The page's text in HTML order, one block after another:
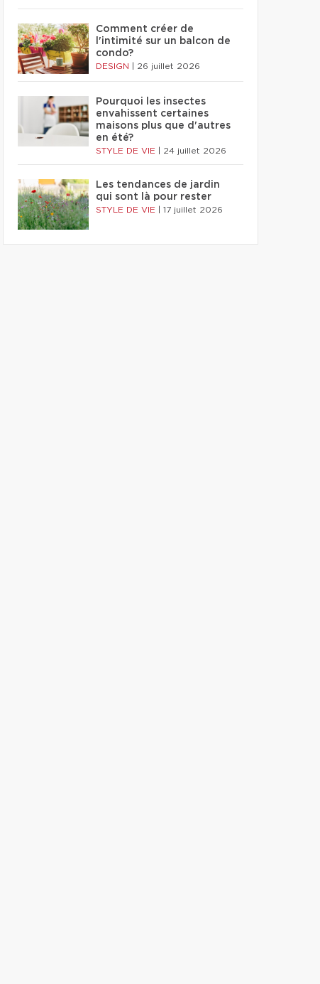
Comment créer de
l'intimité sur un balcon de
condo?
DESIGN 26 juillet 2026
Pourquoi les insectes
envahissent certaines
maisons plus que d'autres
en été?
STYLE DE VIE 24 juillet 2026
Les tendances de jardin
qui sont là pour rester
STYLE DE VIE 17 juillet 2026